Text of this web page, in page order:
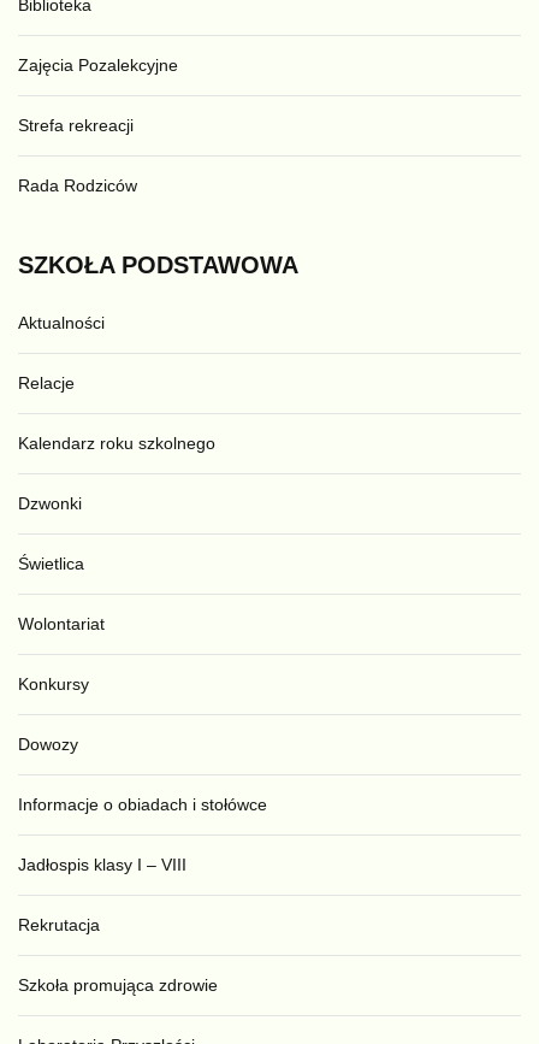
Biblioteka
Zajęcia Pozalekcyjne
Strefa rekreacji
Rada Rodziców
SZKOŁA PODSTAWOWA
Aktualności
Relacje
Kalendarz roku szkolnego
Dzwonki
Świetlica
Wolontariat
Konkursy
Dowozy
Informacje o obiadach i stołówce
Jadłospis klasy I – VIII
Rekrutacja
Szkoła promująca zdrowie